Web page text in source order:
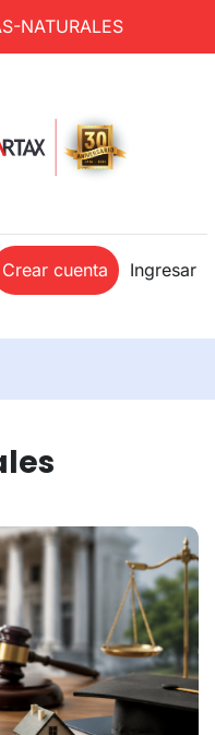
NATURALES
Crear cuenta Ingresar